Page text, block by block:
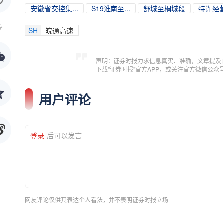
安徽省交控集... S19淮南至... 舒城至桐城段 特许经
SH 皖通高速
声明：证券时报力求信息真实、准确，文章提
下载"证券时报"官方APP，或关注官方微信公
用户评论
登录 后可以发言
网友评论仅供其表达个人看法，并不表明证券时报立场